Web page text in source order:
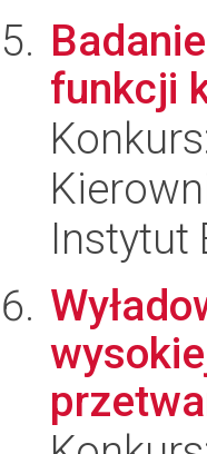
funkcji
Instytut